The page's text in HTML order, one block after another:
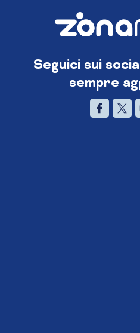
Seguici sui
sempre